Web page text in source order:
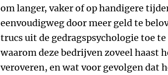
om langer, vaker of op handigere
eenvoudigweg door meer geld te
trucs uit de gedragspsychologie toe te
waarom deze bedrijven zoveel haast
veroveren, en wat voor gevolgen dat